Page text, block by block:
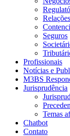
Seguros
Profissionais
Notícias e
M3BS
Jurisprudência
Temas
Chatbot
Contato